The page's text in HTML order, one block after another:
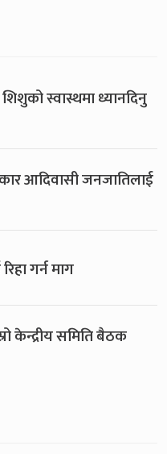
स्वास्थमा ध्यानदिनु
आदिवासी जनजातिलाई
गर्न माग
केन्द्रीय समिति बैठक